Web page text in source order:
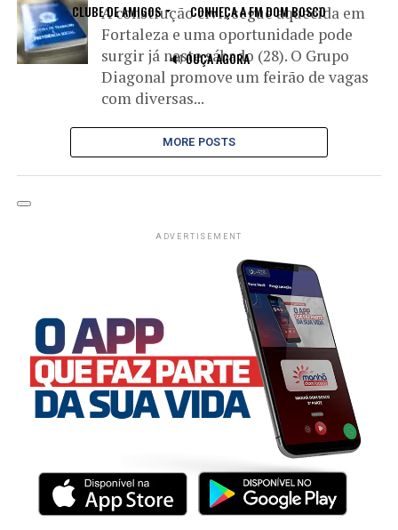
CLUBE DE AMIGOS CONHEÇA A FM DOM BOSCO
🔊 OUÇA AGORA
A construção civil segue aquecida em
Fortaleza e uma oportunidade pode
surgir já neste sábado (28). O Grupo
Diagonal promove um feirão de vagas
com diversas...
MORE POSTS
ADVERTISEMENT